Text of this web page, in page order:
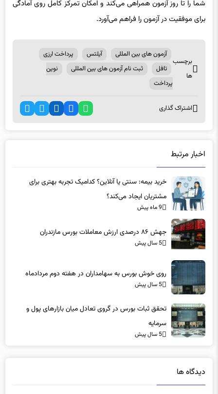
شرکت کنند. در واقع، نوین پرداخت، مسیر امن و مطمئنی است که
شما را تا روز آزمون همراهی می‌کند و امکان تمرکز کامل روی آمادگی
برچسب
آزمون های بین المللی آیلتس
پرداخت ارزی
تافل
اخبار مرتبط
خرید بیمه: سنتی یا آنلاین؟ کدامیک تجربه بهتری برای
مشتریان ایجاد می‌کند؟
جهش ۸۶ درصدی ارزش معاملات بورس مازندران
روی خوش بورس به سهامداران در هفته دوم مردادماه
تحقق ثبات بورس در گروی تعادل میان بازارهای پول و
سرمایه
دیدگاه ها